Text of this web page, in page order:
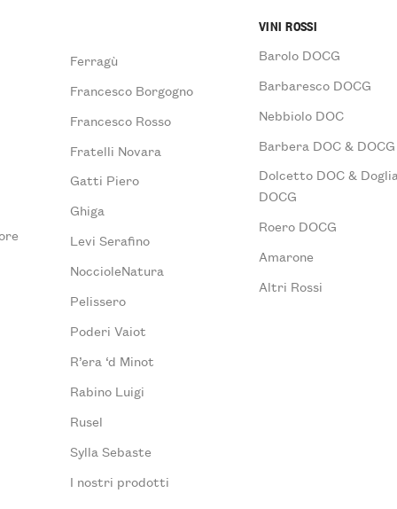
Ferragù
Francesco Borgogno
Francesco Rosso
Fratelli Novara
Gatti Piero
Ghiga
Levi Serafino
NoccioleNatura
Pelissero
Poderi Vaiot
R’era ‘d Minot
Rabino Luigi
Rusel
Sylla Sebaste
I nostri prodotti
VINI ROSSI
Barolo DOCG
Barbaresco DOCG
Nebbiolo DOC
Barbera DOC & DOCG
Dolcetto DOC &
DOCG
Roero DOCG
Amarone
Altri Rossi